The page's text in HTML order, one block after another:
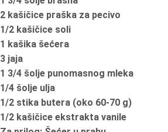
2 kašičice praška za pecivo
1/2 kašičice soli
1 kašika šećera
3 jaja
1 3/4 šolje punomasnog mleka
1/4 šolje ulja
1/2 stika butera (oko 60-70 g)
1/2 kašičice ekstrakta vanile